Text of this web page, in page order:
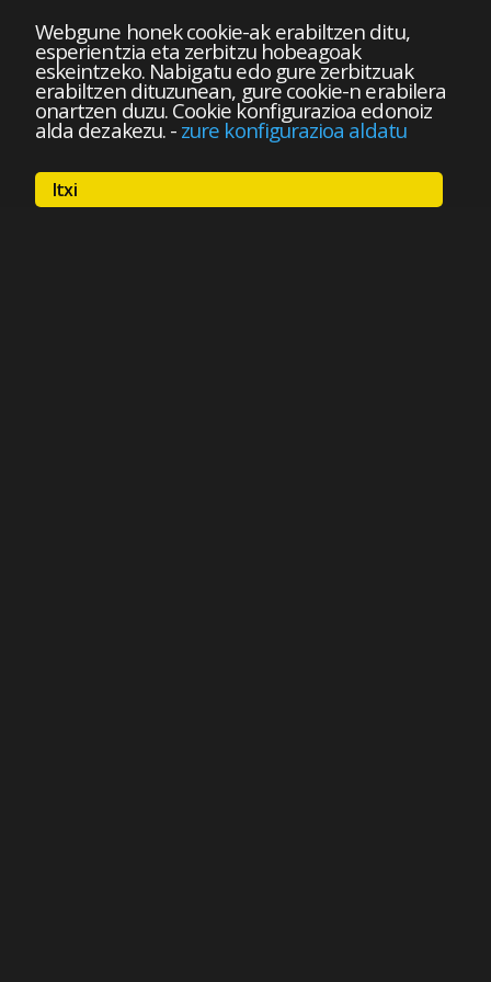
Webgune honek cookie-ak erabiltzen ditu,
esperientzia eta zerbitzu hobeagoak
eskeintzeko. Nabigatu edo gure zerbitzuak
erabiltzen dituzunean, gure cookie-n erabilera
onartzen duzu. Cookie konfigurazioa edonoiz
alda dezakezu.- zure konfigurazioa aldatu
Itxi